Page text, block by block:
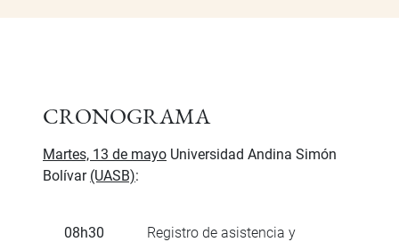
CRONOGRAMA
Martes, 13 de mayo Universidad Andina Simón
Bolívar (UASB):
08h30
Registro de asistencia y